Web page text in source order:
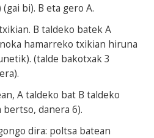
bi). B eta gero A.
B taldeko batek A
hamarreko txikian hiruna
(talde bakotxak 3
A taldeko bat B taldeko
danera 6).
dira: poltsa batean